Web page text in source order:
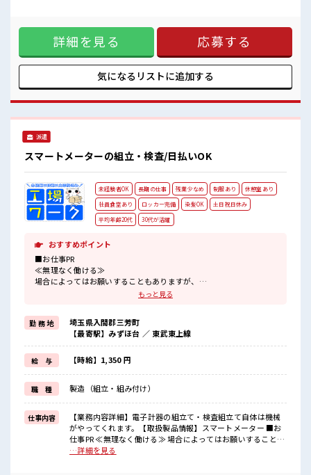
残業多め！
稼ぎたい方は必見！
喫！ ≪機能的な制服アリ≫ 制服があるので、 毎日の服装の悩
み解消♪ ≪初めての仕事だけど自分にもできそう≫ 新しいこ
とにチャレンジするのは不安だけど、 しっかり働く環境が整
っています！ イチからスキルUP・ステップUP目指していき
ましょう！ ≪収入アップを目指せる≫ 高時給だらけの派遣の
お仕事です！ ■職場の雰囲気 仕事の合間の息抜きは休憩室で
業多め！ 稼ぎたい方は必見！
詳細を見る 応募する
気になるリストに追加する
派遣
スマートメーターの組立・検査/日払いOK
未経験者OK 長期の仕事 残業少なめ 制服あり
休憩室あり
社員食堂あり
ロッカー完備 染髪OK
土日祝日休み
平均年齢20代
30代が活躍
おすすめポイント
■お仕事PR
≪無理なく働ける≫
場合によってはお願いすることもありますが、
家族や友人と一緒にプライベート満喫！
≪ヘアカラーOKで自由な雰囲気の職場≫
明るすぎたり奇抜でなければ基本的に自由！
(規定有)≪機能的な制服アリ≫
制服があるので、
毎日の服装の悩み解消♪
≪未経験でも活躍できる≫
新しいことにチャレンジするのは不安だけど、
しっかり働く環境が整っています！
イチからスキルUP・ステップUP目指していきましょう！
■職場の雰囲気
髪型・髪色自由♪
もっと見る
勤 務 地
埼玉県入間郡三芳町
【最寄駅】みずほ台 ／ 東武東上線
給 与 【時給】1,350 円
職 種 製造（組立・組み付け）
仕事内容
【業務内容詳細】電子計器の組立て・検査組立て自体は機械
がやってくれます。【取扱製品情報】スマートメーター ■お
仕事PR ≪無理なく働ける≫ 場合によってはお願いすることも
ありますが、 残業はほとんどナシ！ ≪土日祝休のお仕事≫ 家
…詳細を見る